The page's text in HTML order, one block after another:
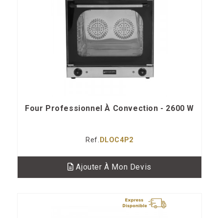
Four Professionnel À Convection - 2600 W
Ref. DLOC4P2
Ajouter À Mon Devis